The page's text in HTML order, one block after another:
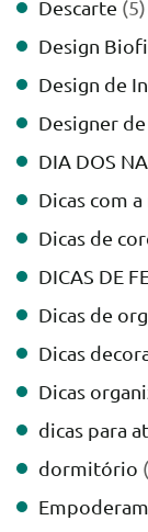
Descarte (5)
Design
Design de
Designer
DIA DOS
Dicas com
Dicas de
DICAS DE
Dicas de
Dicas
Dicas
dicas para
dormitório